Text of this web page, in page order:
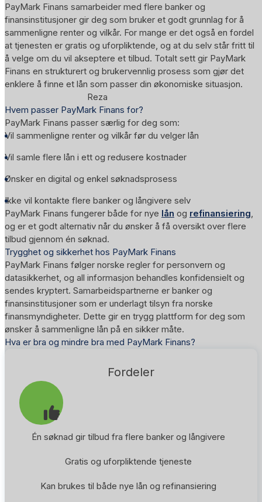
PayMark Finans samarbeider med flere banker og
finansinstitusjoner gir deg som bruker et godt grunnlag for å
sammenligne renter og vilkår. For mange er det også en fordel
at tjenesten er gratis og uforpliktende, og at du selv står fritt til
å velge om du vil akseptere et tilbud. Totalt sett gir PayMark
Finans en strukturert og brukervennlig prosess som gjør det
enklere å finne et lån som passer din økonomiske situasjon.
Reza
Hvem passer PayMark Finans for?
PayMark Finans passer særlig for deg som:
Vil sammenligne renter og vilkår før du velger lån
Vil samle flere lån i ett og redusere kostnader
Ønsker en digital og enkel søknadsprosess
Ikke vil kontakte flere banker og långivere selv
PayMark Finans fungerer både for nye lån og refinansiering
og er et godt alternativ når du ønsker å få oversikt over flere
tilbud gjennom én søknad.
Trygghet og sikkerhet hos PayMark Finans
PayMark Finans følger norske regler for personvern og
datasikkerhet, og all informasjon behandles konfidensielt og
sendes kryptert. Samarbeidspartnerne er banker og
finansinstitusjoner som er underlagt tilsyn fra norske
finansmyndigheter. Dette gir en trygg plattform for deg som
ønsker å sammenligne lån på en sikker måte.
Hva er bra og mindre bra med PayMark Finans?
Fordeler
Én søknad gir tilbud fra flere banker og långivere
Gratis og uforpliktende tjeneste
Kan brukes til både nye lån og refinansiering